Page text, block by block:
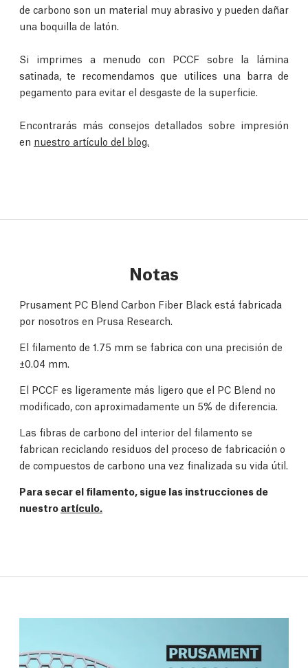
de carbono son un material muy abrasivo y pueden dañar
una boquilla de latón.
Si imprimes a menudo con PCCF sobre la lámina
satinada, te recomendamos que utilices una barra de
pegamento para evitar el desgaste de la superficie.
Encontrarás más consejos detallados sobre impresión
en nuestro artículo del blog.
Notas
Prusament PC Blend Carbon Fiber Black está fabricada
por nosotros en Prusa Research.
El filamento de 1.75 mm se fabrica con una precisión de
±0.04 mm.
El PCCF es ligeramente más ligero que el PC Blend no
modificado, con aproximadamente un 5% de diferencia.
Las fibras de carbono del interior del filamento se
fabrican reciclando residuos del proceso de fabricación o
de compuestos de carbono una vez finalizada su vida útil.
Para secar el filamento, sigue las instrucciones de
nuestro artículo.